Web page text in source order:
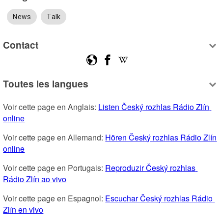
News Talk
Contact
Toutes les langues
Voir cette page en Anglais: Listen Český rozhlas Rádio Zlín
online
Voir cette page en Allemand: Hören Český rozhlas Rádio Zlín
online
Voir cette page en Portugais: Reproduzir Český rozhlas
Rádio Zlín ao vivo
Voir cette page en Espagnol: Escuchar Český rozhlas Rádio
Zlín en vivo